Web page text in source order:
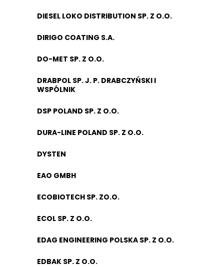
DIESEL LOKO DISTRIBUTION SP. Z O.O.
DIRIGO COATING S.A.
DO-MET SP. Z O.O.
DRABPOL SP. J. P. DRABCZYŃSKI I
WSPÓLNIK
DSP POLAND SP. Z O.O.
DURA-LINE POLAND SP. Z O.O.
DYSTEN
EAO GMBH
ECOBIOTECH SP. ZO.O.
ECOL SP. Z O.O.
EDAG ENGINEERING POLSKA SP. Z O.O.
EDBAK SP. Z O.O.